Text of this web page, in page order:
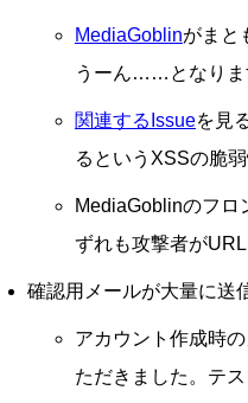
MediaGoblinがまと
うーん……となりま
関連するIssueを見
るというXSSの脆弱
MediaGoblinのフロ
ずれも攻撃者が
確認用メールが大量に
アカウント作成時
ただきました。テ